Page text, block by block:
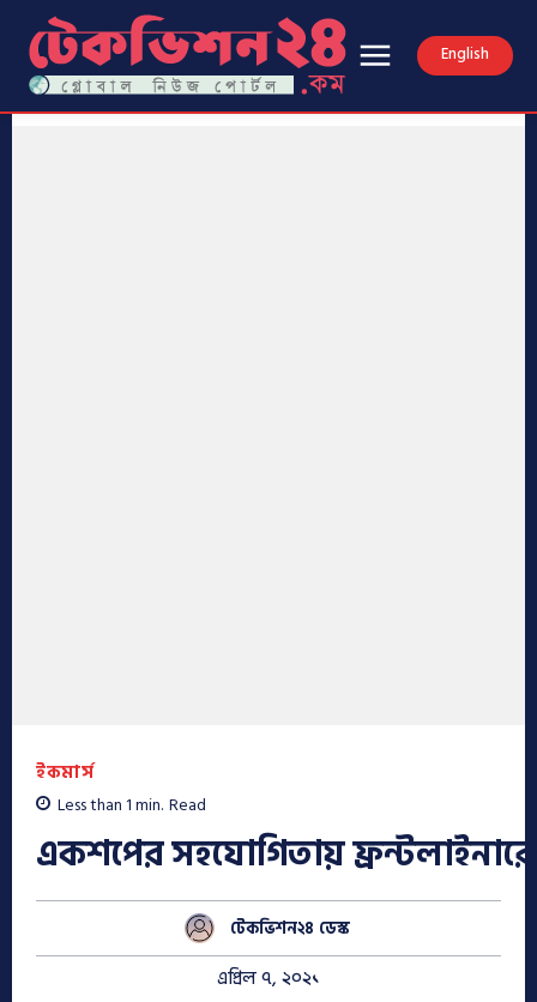
English
ইকমার্স
Less than 1min. Read
একশপের সহযোগিতায়
টেকভিশন২৪ ডেস্ক
এপ্রিল ৭, ২০২১